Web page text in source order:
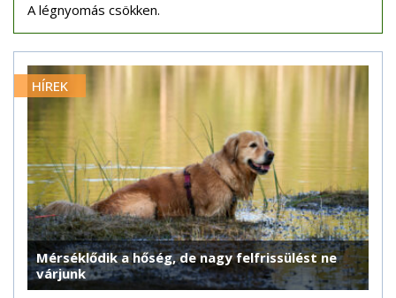
A légnyomás csökken.
HÍREK
Mérséklődik a hőség, de nagy felfrissülést ne
várjunk